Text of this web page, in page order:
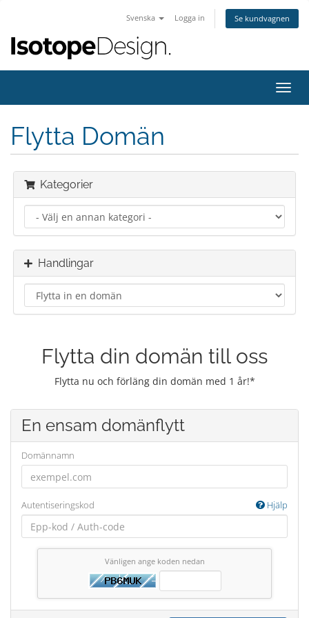
Svenska Logga in Se kundvagnen
Växla
Flytta Domän
Kategorier
Handlingar
Flytta din domän till oss
Flytta nu och förläng din domän med 1 år!*
En ensam domänflytt
Domännamn
Autentiseringskod Hjälp
Vänligen ange koden nedan